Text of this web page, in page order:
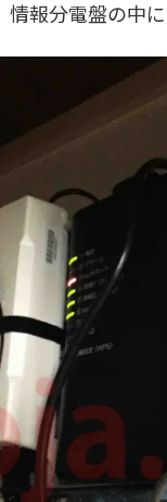
報分電盤の中に